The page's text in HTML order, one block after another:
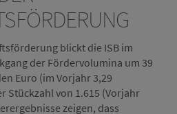
blickt die ISB im
der Fördervolumina um 39
Euro (im Vorjahr 3,29
Stückzahl von 1.615 (Vorjahr
zeigen, dass